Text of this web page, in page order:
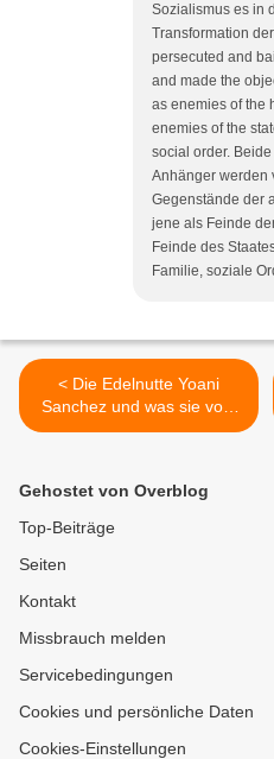
Sozialismus es in
Transformation
persecuted and
and made the
as enemies of the
enemies of the
social order.
Anhänger werden
Gegenstände der
jene als Feinde
Feinde des
Familie, soziale
< Die Edelnutte Yoani
Sanchez und was sie vom
vergleichsweise
Gehostet von Overblog
Top-Beiträge
Seiten
Kontakt
Missbrauch melden
Servicebedingungen
Cookies und persönliche Daten
Cookies-Einstellungen